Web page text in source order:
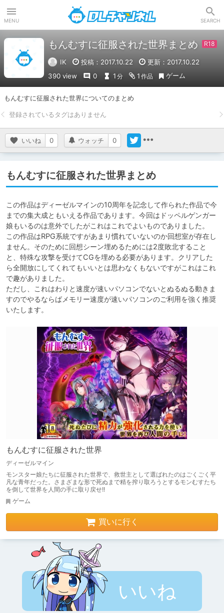
MENU SEARCH
もんむすに征服された世界まとめ
IK 投稿：2017.10.22
更新：2017.10.22
390 view
0 1 分 1 作品 ゲーム
もんむすに征服された世界についてのまとめ
いいね 0 ウォッチ 0
もんむすに征服された世界まとめ
この作品はディーゼルマインの10周年を記念して作られた作品で今
までの集大成ともいえる作品であります。今回はドッペルゲンガー
娘もいるのは意外でしたがこれはこれでよいものでありました。
この作品はRPG系統ですがあまり慣れていないのか回想室が存在し
ません。そのために回想シーン埋めるためには2度敗北すること
と、特殊な攻撃を受けてCGを埋める必要があります。クリアした
ら全開放にしてくれてもいいとは思わなくもないですがこれはこれ
で趣がありました。
ただし、これはわりと速度が速いパソコンでないとぬるぬる動きま
すのでやるならばメモリー速度が速いパソコンのご利用を強く推奨
いたします。
もんむすに征服された世界
ディーゼルマイン
モンスター娘たちに征服された世界で、救世主として選ばれたのはごくごく平
凡な青年だった。さまざまな形で死ぬまで精を搾り取ろうとするモンむすたち
を倒して世界を人間の手に取り戻せ!!
ゲーム
買いに行く
いいね